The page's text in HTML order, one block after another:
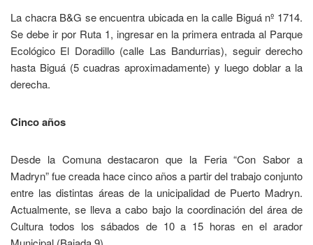
La chacra B&G se encuentra ubicada en la calle Biguá nº 1714.
Se debe ir por Ruta 1, ingresar en la primera entrada al Parque
Ecológico El Doradillo (calle Las Bandurrias), seguir derecho
hasta Biguá (5 cuadras aproximadamente) y luego doblar a la
derecha.
Cinco años
Desde la Comuna destacaron que la Feria “Con Sabor a
Madryn” fue creada hace cinco años a partir del trabajo conjunto
entre las distintas áreas de la unicipalidad de Puerto Madryn.
Actualmente, se lleva a cabo bajo la coordinación del área de
Cultura todos los sábados de 10 a 15 horas en el arador